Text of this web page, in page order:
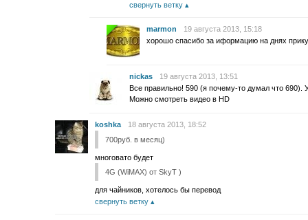
свернуть ветку
marmon
19 августа 2013, 15:18
хорошо спасибо за иформацию на днях
nickas
19 августа 2013, 13:51
Все правильно! 590 (я почему-то думал что
Можно смотреть видео в HD
koshka
18 августа 2013, 18:52
700руб. в месяц)
многовато будет
4G (WiMAX) от SkyT )
для чайников, хотелось бы перевод
свернуть ветку